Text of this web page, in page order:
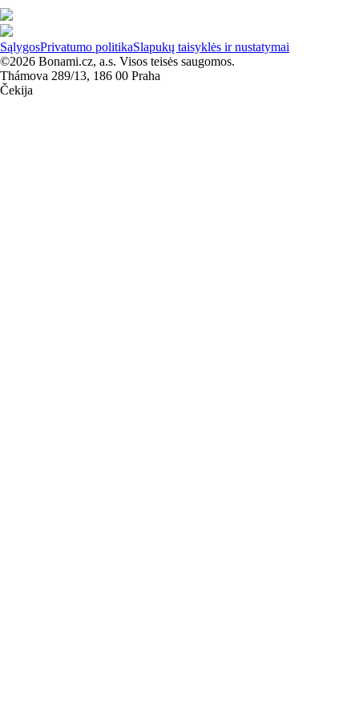
SąlygosPrivatumo politikaSlapukų taisyklės ir nustatymai
©2026 Bonami.cz, a.s. Visos teisės saugomos.
Thámova 289/13, 186 00 Praha
Čekija